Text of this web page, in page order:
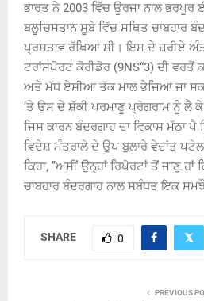
ਭਾਰਤ ਨੇ 2003 ਵਿੱਚ ਊਰਜਾ ਨਾਲ ਭਰਪੂਰ
ਬਲੂਚਿਸਤਾਨ ਸੂਬੇ ਵਿੱਚ ਸਥਿਤ ਚਾਬਹਾਰ
ਪ੍ਰਸਤਾਵ ਰੱਖਿਆ ਸੀ। ਇਸ ਦੇ ਜ਼ਰੀਏ
ਟਰਾਂਸਪੋਰਟ ਕੋਰੀਡੋਰ (9NS“3) ਦੀ ਵਰਤੋਂ
ਅਤੇ ਮੱਧ ਏਸ਼ੀਆ ਤੱਕ ਮਾਲ ਭੇਜਿਆ ਜਾ
’ਤੇ ਉਸ ਦੇ ਸ਼ੱਕੀ ਪਰਮਾਣੂ ਪ੍ਰੋਗਰਾਮ ਨੂੰ ਲੈ
ਜਿਸ ਕਾਰਨ ਬੰਦਰਗਾਹ ਦਾ ਵਿਕਾਸ ਮੱਠਾ ਪੈ
ਵਿਦੇਸ਼ ਮੰਤਰਾਲੇ ਦੇ ਉਪ ਬੁਲਾਰੇ ਵੇਦਾਂਤ
ਕਿਹਾ, ’’ਅਸੀਂ ਉਨ੍ਹਾਂ ਰਿਪੋਰਟਾਂ ਤੋਂ ਜਾਣੂ
ਚਾਬਹਾਰ ਬੰਦਰਗਾਹ ਨਾਲ ਸਬੰਧਤ ਇਕ
SHARE 0
PREVIOUS